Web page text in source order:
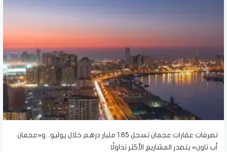
تصرفات عقارات عجمان تسجل 1.65 مليار درهم خلال يوليو.. و«عجمان
أب تاون» يتصدر المشاريع الأكثر تداولًا